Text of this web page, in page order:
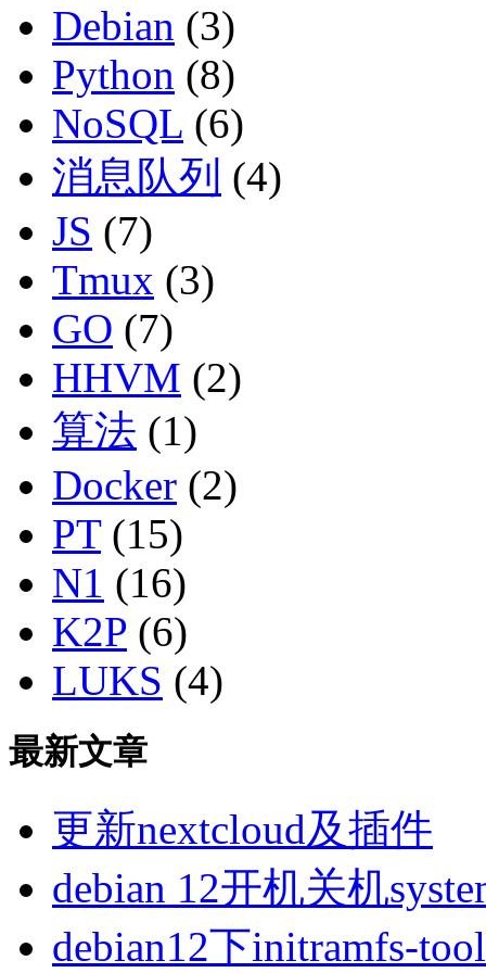
Debian (3)
Python (8)
NoSQL (6)
消息队列 (4)
JS (7)
Tmux (3)
GO (7)
HHVM (2)
算法 (1)
Docker (2)
PT(15)
N1 (16)
K2P (6)
LUKS (4)
最新文章
更新nextcloud及插件
debian 12开机关机
debian12下initramfs-